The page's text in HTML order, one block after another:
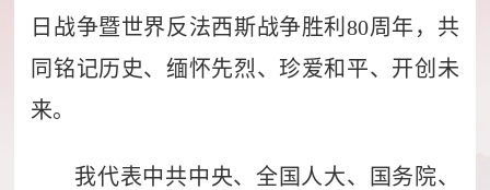
日战争暨世界反法西斯战争胜利80周年，共
同铭记历史、缅怀先烈、珍爱和平、开创未
来。
我代表中共中央、全国人大、国务院、